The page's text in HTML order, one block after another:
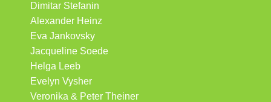
Dimitar Stefanin
Alexander Heinz
Eva Jankovsky
Jacqueline Soede
Helga Leeb
Evelyn Vysher
Veronika & Peter Theiner